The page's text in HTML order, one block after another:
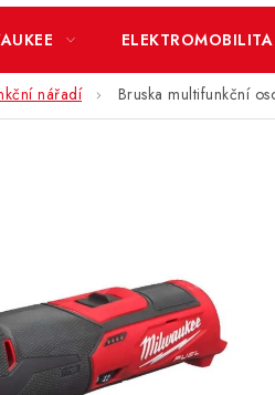
ELEKTROMOBILITA
nářadí Bruska multifunkční